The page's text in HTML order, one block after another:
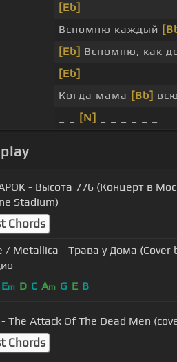
[Eb]
Вспомню каждый
[Eb] Вспомню, как
[Eb]
Когда мама [Bb]
[N]
- Высота 776 (Концерт в
Stadium)
Chords
Metallica - Трава у Дома (Cover
Em D C Am G E B
The Attack Of The Dead Men
Chords